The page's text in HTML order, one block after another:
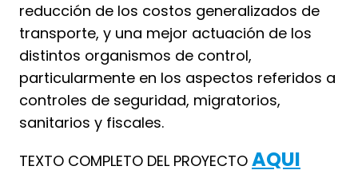
reducción de los costos generalizados de
transporte, y una mejor actuación de los
distintos organismos de control,
particularmente en los aspectos referidos a
controles de seguridad, migratorios,
sanitarios y fiscales.
TEXTO COMPLETO DEL PROYECTO AQUI